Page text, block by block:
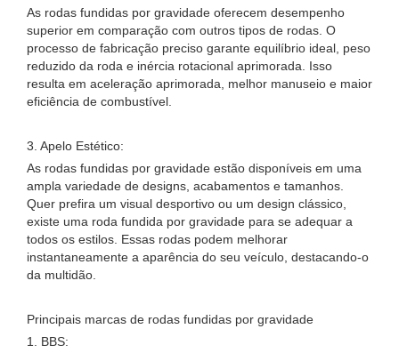
As rodas fundidas por gravidade oferecem desempenho
superior em comparação com outros tipos de rodas. O
processo de fabricação preciso garante equilíbrio ideal, peso
reduzido da roda e inércia rotacional aprimorada. Isso
resulta em aceleração aprimorada, melhor manuseio e maior
eficiência de combustível.
3. Apelo Estético:
As rodas fundidas por gravidade estão disponíveis em uma
ampla variedade de designs, acabamentos e tamanhos.
Quer prefira um visual desportivo ou um design clássico,
existe uma roda fundida por gravidade para se adequar a
todos os estilos. Essas rodas podem melhorar
instantaneamente a aparência do seu veículo, destacando-o
da multidão.
Principais marcas de rodas fundidas por gravidade
1. BBS: